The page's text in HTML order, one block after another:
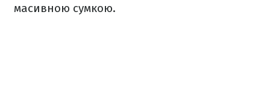
масивною сумкою.